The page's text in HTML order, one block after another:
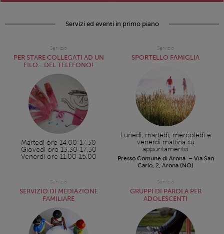
Servizi ed eventi in primo piano
Servizio
PER STARE COLLEGATI AD UN
FILO... DEL TELEFONO!
Martedì ore 14.00-17.30
Giovedì ore 13.30-17.30
Venerdì ore 11.00-15.00
Servizio
SPORTELLO FAMIGLIA
Lunedì, martedì, mercoledì e
venerdì mattina su
appuntamento
Presso Comune di Arona – Via San
Carlo, 2, Arona (NO)
Servizio
SERVIZIO DI MEDIAZIONE
FAMILIARE
Servizio
GRUPPI DI PAROLA PER
ADOLESCENTI